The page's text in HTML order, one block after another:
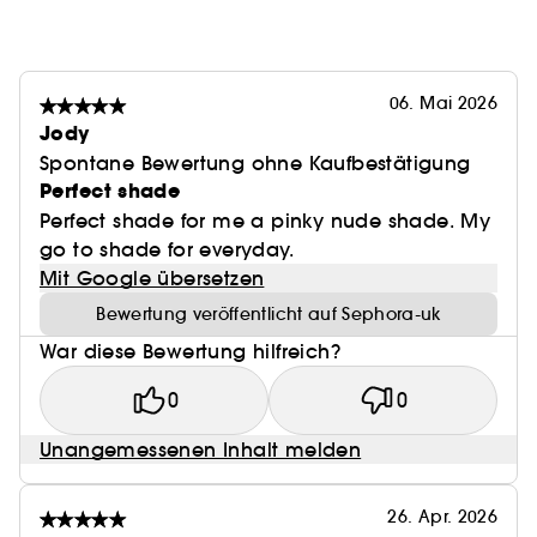
- Latte und Cinnamon für ein natürliches Beige.
- Toffee, Brownie, Pecan und Espresso für einen
braunen Farbton.
Für ein komplettes Make-up kombinieren Sie den
Softline Lip Linermit demFlushed Lip Stainfür
lang anhaltende Farbe und mit dem
Balmfür ein feuchtigkeitsspendendes, glänzendes
Finish. Dieser Lippenkonturenstift kann auch als
Grundierung vor dem Auftragen eines Lippenstifts
verwendet werden, um ein lang anhaltendes
Lippen-Make-up und präzise Konturen zu erzielen.
06. Mai 2026
Jody
Spontane Bewertung ohne Kaufbestätigung
Perfect shade
Perfect shade for me a pinky nude shade. My
go to shade for everyday.
Mit Google übersetzen
Bewertung veröffentlicht auf Sephora-uk
War diese Bewertung hilfreich?
0 0
Unangemessenen Inhalt melden
26. Apr. 2026